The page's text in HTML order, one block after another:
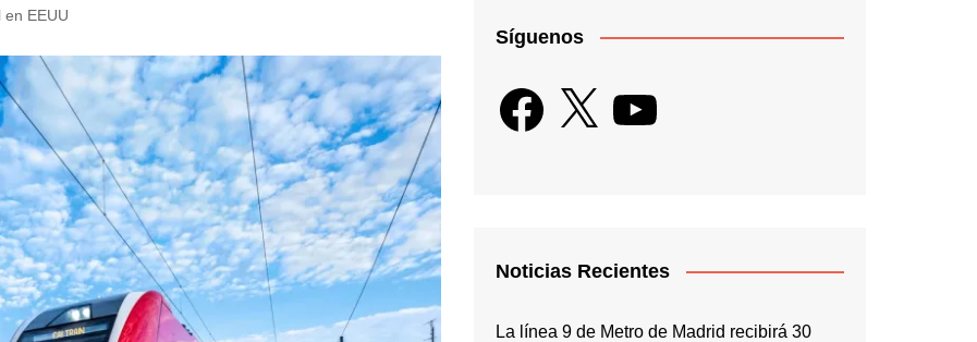
EEUU
Síguenos
Facebook
X YouTube
Noticias Recientes
La línea 9 de Metro de Madrid recibirá 30